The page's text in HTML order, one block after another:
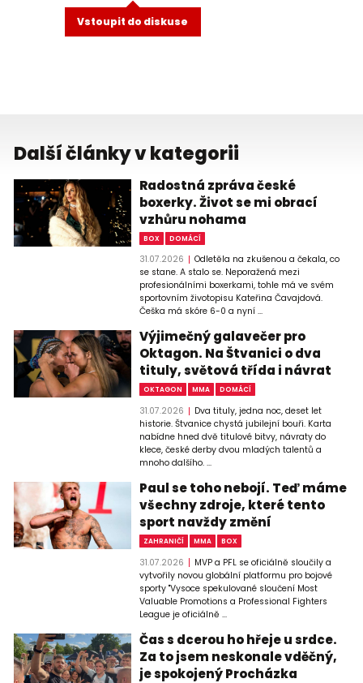
Vstoupit do diskuse
Další články v kategorii
Radostná zpráva české
boxerky. Život se mi obrací
vzhůru nohama
BOX DOMÁCÍ
31.07.2026
Odletěla na zkušenou a čekala, co
se stane. A stalo se. Neporažená mezi
profesionálními boxerkami, tohle má ve svém
sportovním životopisu Kateřina Čavajdová.
Češka má skóre 6-0 a nyní ...
Výjimečný galavečer pro
Oktagon. Na Štvanici o dva
tituly, světová třída i návrat
OKTAGON MMA DOMÁCÍ
31.07.2026
Dva tituly, jedna noc, deset let
historie. Štvanice chystá jubilejní bouři. Karta
nabídne hned dvě titulové bitvy, návraty do
klece, české derby dvou mladých talentů a
mnoho dalšího. ...
Paul se toho nebojí. Teď máme
všechny zdroje, které tento
sport navždy změní
ZAHRANIČÍ MMA BOX
31.07.2026
MVP a PFL se oficiálně sloučily a
vytvořily novou globální platformu pro bojové
sporty "Vysoce spekulované sloučení Most
Valuable Promotions a Professional Fighters
League je oficiálně ...
Čas s dcerou ho hřeje u srdce.
Za to jsem neskonale vděčný,
je spokojený Procházka